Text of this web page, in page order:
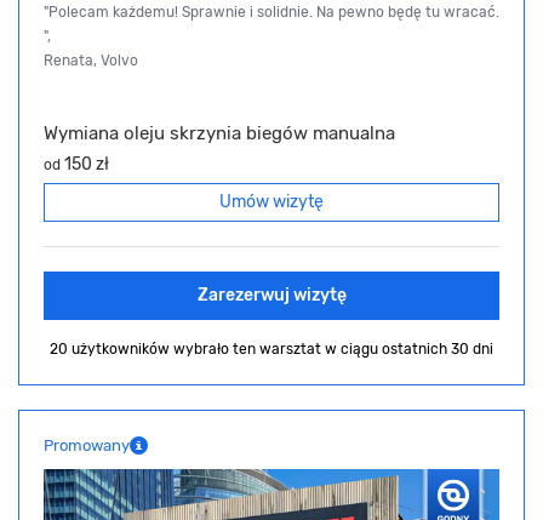
"Polecam każdemu! Sprawnie i solidnie. Na pewno będę tu wracać.
",
Renata, Volvo
Wymiana oleju skrzynia biegów manualna
od 150 zł
Umów wizytę
Zarezerwuj wizytę
20 użytkowników wybrało ten warsztat w ciągu ostatnich 30 dni
Promowany